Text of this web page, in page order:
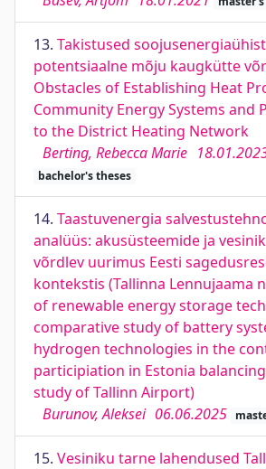
13. Takistused
potentsiaalne mõju kaugkütte
Obstacles of Establishing Heat
Community Energy Systems and
to the District Heating Network
Berting, Rebecca Marie
bachelor's theses
14. Taastuvenergia
analüüs: akusüsteemide ja
võrdlev uurimus Eesti
kontekstis (Tallinna Lennujaama
of renewable energy storage
comparative study of battery
hydrogen technologies in the
participiation in Estonia
study of Tallinn Airport)
Burunov, Aleksei 06.06.2025
15. Vesiniku tarne lahendused